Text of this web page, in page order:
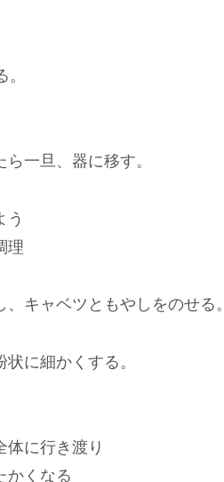
一旦、器に移す。
う
理
キャベツともやしをのせる。
に細かくする。
体に行き渡り
かくなる